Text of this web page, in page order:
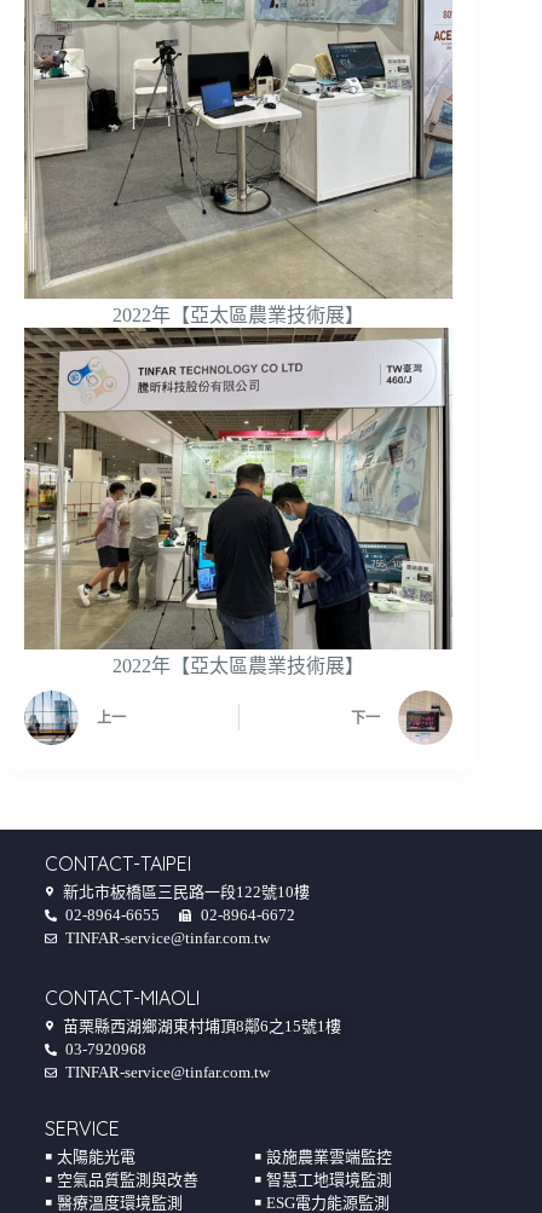
2022年【亞太區農業技術展】
2022年【亞太區農業技術展】
上一 下一
CONTACT-TAIPEI
新北市板橋區三民路一段122號10樓
02-8964-6655
02-8964-6672
TINFAR-service@tinfar.com.tw
CONTACT-MIAOLI
苗栗縣西湖鄉湖東村埔頂8鄰6之15號1樓
03-7920968
TINFAR-service@tinfar.com.tw
SERVICE
￭ 太陽能光電
￭ 空氣品質監測與改善
￭ 醫療溫度環境監測
￭ 設施農業雲端監控
￭ 智慧工地環境監測
￭ ESG電力能源監測